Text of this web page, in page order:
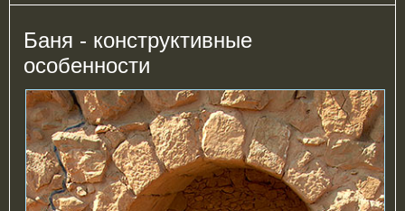
Баня - конструктивные
особенности